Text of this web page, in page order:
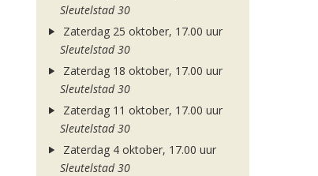
Sleutelstad 30
Zaterdag 25 oktober, 17.00 uur
Sleutelstad 30
Zaterdag 18 oktober, 17.00 uur
Sleutelstad 30
Zaterdag 11 oktober, 17.00 uur
Sleutelstad 30
Zaterdag 4 oktober, 17.00 uur
Sleutelstad 30